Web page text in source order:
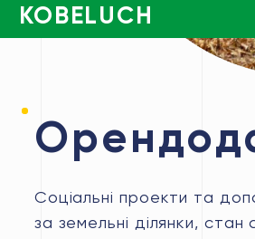
KOBELUCH
Соціальні проекти та
за земельні ділянки, стан